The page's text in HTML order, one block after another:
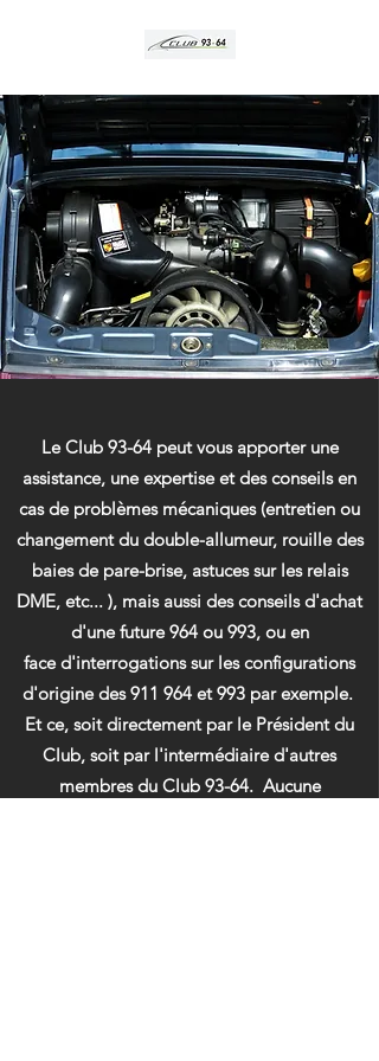
Le Club 93-64 peut vous apporter une
assistance, une expertise et des conseils en
cas de problèmes mécaniques (entretien ou
changement du double-allumeur, rouille des
baies de pare-brise, astuces sur les relais
DME, etc... ), mais aussi des conseils d'achat
d'une future 964 ou 993, ou en
face d'interrogations sur les configurations
d'origine des 911 964 et 993 par exemple.
Et ce, soit directement par le Président du
Club, soit par l'intermédiaire d'autres
membres du Club 93-64. Aucune